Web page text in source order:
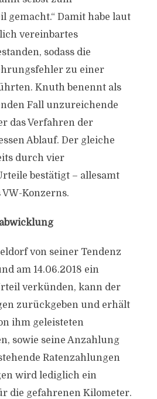
gemacht.“ Damit habe laut
vereinbartes
sodass die
zu einer
Knuth benennt als
Fall unzureichende
das Verfahren der
Ablauf. Der gleiche
durch vier
bestätigt – allesamt
VW-Konzerns.
von seiner Tendenz
am 14.06.2018 ein
verkünden, kann der
zurückgeben und erhält
ihm geleisteten
sowie seine Anzahlung
Ratenzahlungen
wird lediglich ein
die gefahrenen Kilometer.